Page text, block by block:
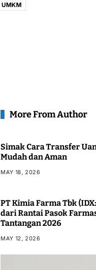
More From Author
Simak Cara Transfer
Mudah dan Aman
MAY 18, 2026
PT Kimia Farma Tbk
dari Rantai Pasok
Tantangan 2026
MAY 12, 2026